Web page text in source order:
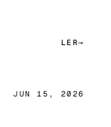
LER
JUN 15, 2026